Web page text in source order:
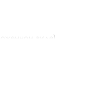
виде)